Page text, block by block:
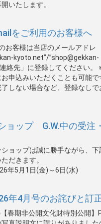
いたします。
をご利用のお客様へ
お客様は当店のメールアドレ
kyoto.net”/”shop@gekkan-
絡先」に登録してください。
申込みいただくことも可能で
しない場合など、登録なしで
ョップ G.W.中の受注
ョップは誠に勝手ながら、下
だきます。
年5月1日(金)～6日(水)
年4月号のお詫びと訂
春期非公開文化財特別公開】